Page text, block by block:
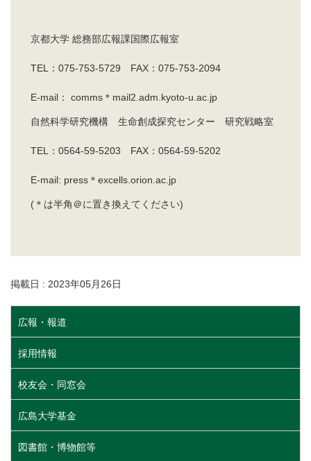
京都大学 総務部広報課国際広報室
TEL：075-753-5729 FAX：075-753-2094
E-mail： comms＊mail2.adm.kyoto-u.ac.jp
自然科学研究機構 生命創成探究センター 研究戦略室
TEL：0564-59-5203 FAX：0564-59-5202
E-mail: press＊excells.orion.ac.jp
(＊は半角＠に置き換えてください)
掲載日 : 2023年05月26日
広報・報道
採用情報
校友会・同窓会
広島大学基金
図書館・博物館等